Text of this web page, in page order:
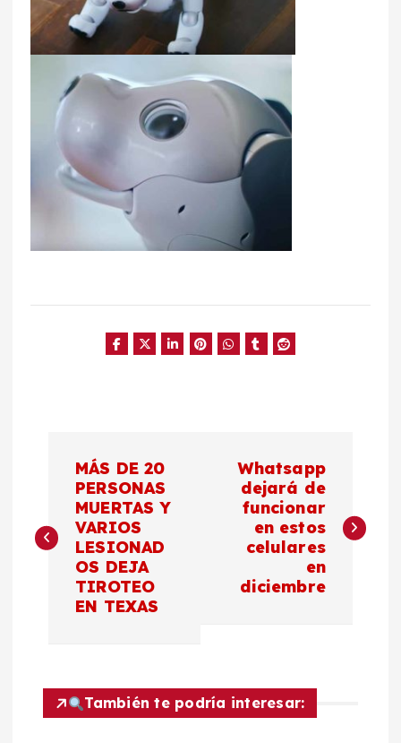
v
c
MÁS DE 20
PERSONAS
MUERTAS Y
VARIOS
LESIONAD
OS DEJA
TIROTEO
EN TEXAS
Whatsapp
dejará de
funcionar
en estos
celulares
en
diciembre
También te podría interesar: